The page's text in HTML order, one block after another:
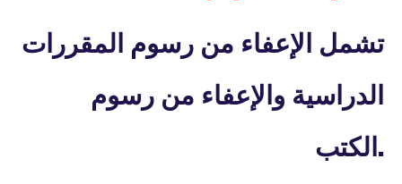
تشمل الإعفاء من رسوم المقررات
الدراسية والإعفاء من رسوم
الكتب .